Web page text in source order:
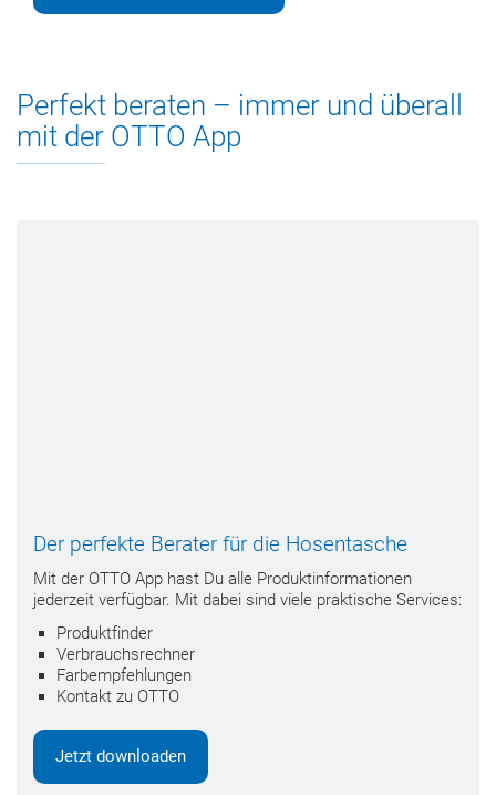
Perfekt beraten – immer und überall
mit der OTTO App
Der perfekte Berater für die Hosentasche
Mit der OTTO App hast Du alle Produktinformationen
jederzeit verfügbar. Mit dabei sind viele praktische Services:
Produktfinder
Verbrauchsrechner
Farbempfehlungen
Kontakt zu OTTO
Jetzt downloaden